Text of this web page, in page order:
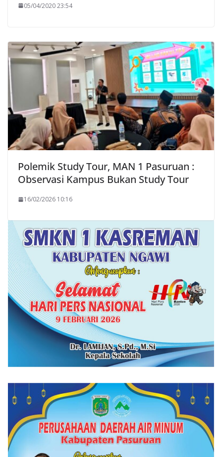
05/04/2020 23:54
Polemik Study Tour, MAN 1 Pasuruan :
Observasi Kampus Bukan Study Tour
16/02/2026 10:16